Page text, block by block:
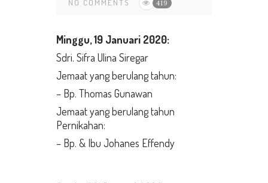
NO COMMENTS
419
Minggu,19 Januari 2020:
Sdri. Sifra Ulina Siregar
Jemaat yang berulang tahun:
– Bp. Thomas Gunawan
Jemaat yang berulang tahun
Pernikahan:
– Bp. & Ibu Johanes Effendy